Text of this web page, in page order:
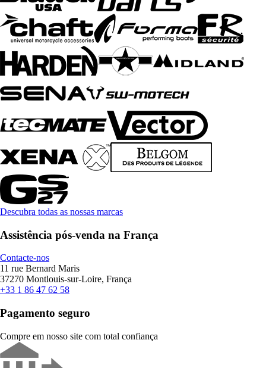
Descubra todas as nossas marcas
Assistência pós-venda na França
Contacte-nos
11 rue Bernard Maris
37270 Montlouis-sur-Loire, França
+33 1 86 47 62 58
Pagamento seguro
Compre em nosso site com total confiança